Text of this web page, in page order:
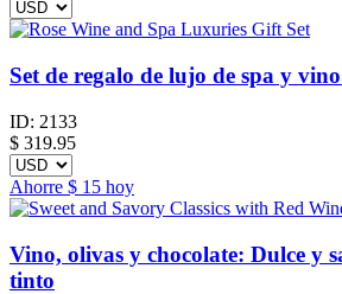
Set de regalo de lujo de spa y
ID: 2133
$ 319.95
Ahorre $ 15 hoy
Vino, olivas y chocolate: Dulce y
tinto